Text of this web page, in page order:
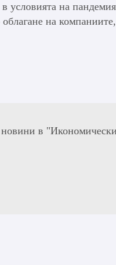
условията на
на
новини в "Икономически